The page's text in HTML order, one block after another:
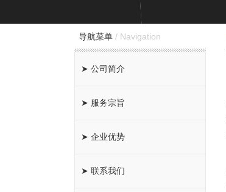
导航菜单 / Navigation
➤ 公司简介
➤ 服务宗旨
➤ 企业优势
➤ 联系我们